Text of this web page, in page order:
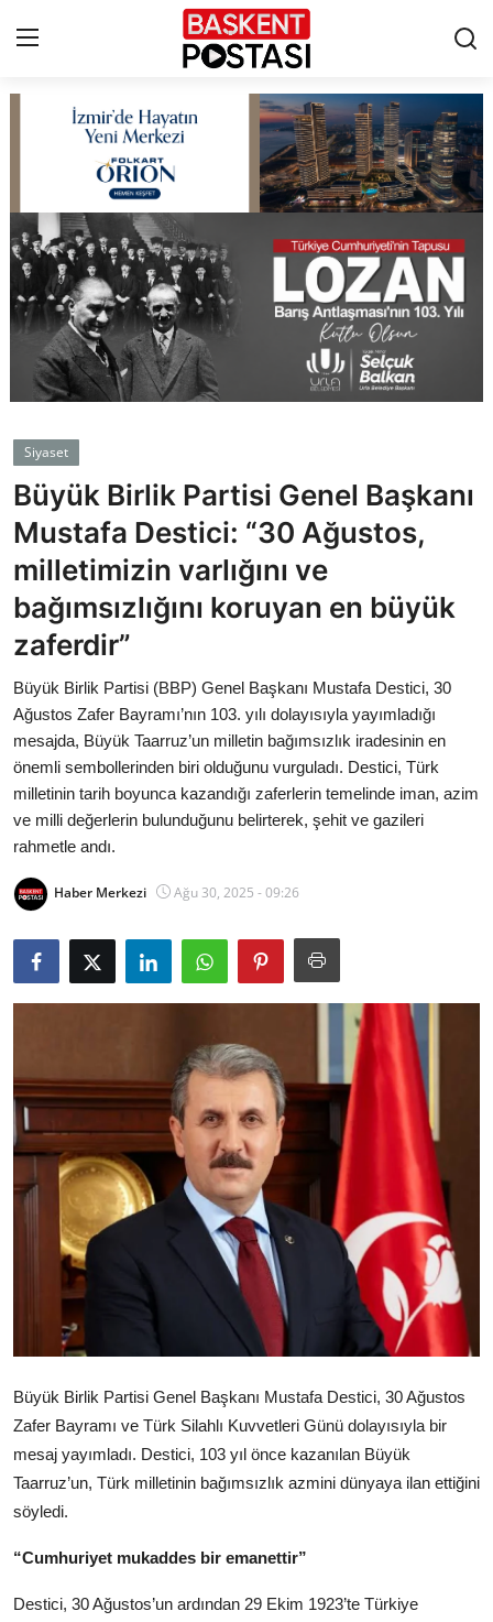
Çerez Politikası
Künye
Ankara
TBMM
Cumhurbaşkanlığı
Bakanlıklar
Siyasi Partiler
Mülki İdare
Toplum ve Yaşam
Sivil Toplum Kuruluşları
Kamu Kurumları ve Üst Kurullar
Resmi Reklamlar
Siyaset
Büyük Birlik Partisi Genel Başkanı
Mustafa Destici: “30 Ağustos,
milletimizin varlığını ve
bağımsızlığını koruyan en büyük
zaferdir”
Büyük Birlik Partisi (BBP) Genel Başkanı Mustafa Destici, 30
Ağustos Zafer Bayramı’nın 103. yılı dolayısıyla yayımladığı
mesajda, Büyük Taarruz’un milletin bağımsızlık iradesinin en
önemli sembollerinden biri olduğunu vurguladı. Destici, Türk
milletinin tarih boyunca kazandığı zaferlerin temelinde iman, azim
ve milli değerlerin bulunduğunu belirterek, şehit ve gazileri
rahmetle andı.
Haber Merkezi Ağu 30, 2025 - 09:26
Büyük Birlik Partisi Genel Başkanı Mustafa Destici, 30 Ağustos
Zafer Bayramı ve Türk Silahlı Kuvvetleri Günü dolayısıyla bir
mesaj yayımladı. Destici, 103 yıl önce kazanılan Büyük
Taarruz’un, Türk milletinin bağımsızlık azmini dünyaya ilan ettiğini
söyledi.
“Cumhuriyet mukaddes bir emanettir”
Destici, 30 Ağustos’un ardından 29 Ekim 1923’te Türkiye